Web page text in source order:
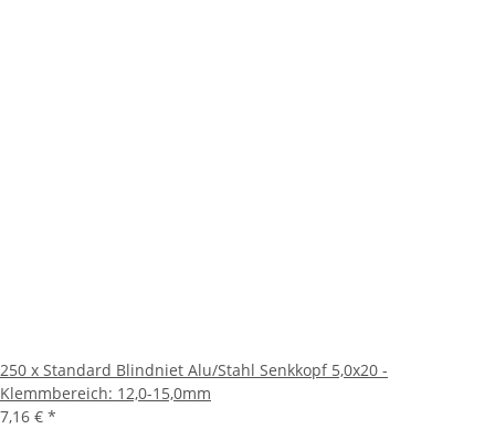
250 x Standard Blindniet Alu/Stahl Senkkopf 5,0x20 -
Klemmbereich: 12,0-15,0mm
7,16 € *